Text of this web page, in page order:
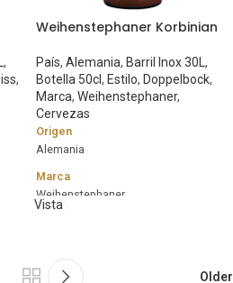
,
,
Weihenstephaner Korbinian
País, Alemania, Barril Inox 30L ,
Botella 50cl, Estilo, Doppelbock,
Marca, Weihenstephaner,
Cervezas
Origen
Alemania
Marca
Weihenstephaner
Graduación Alcohólica
Vista
Older